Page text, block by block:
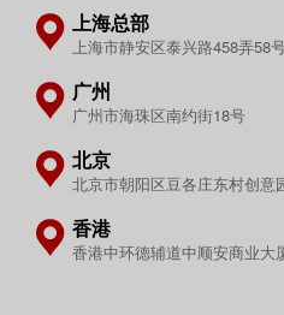
上海总部
上海市静安区泰兴路458弄58
广州
广州市海珠区南约街18号
北京
北京市朝阳区豆各庄东村创意
香港
香港中环德辅道中顺安商业大